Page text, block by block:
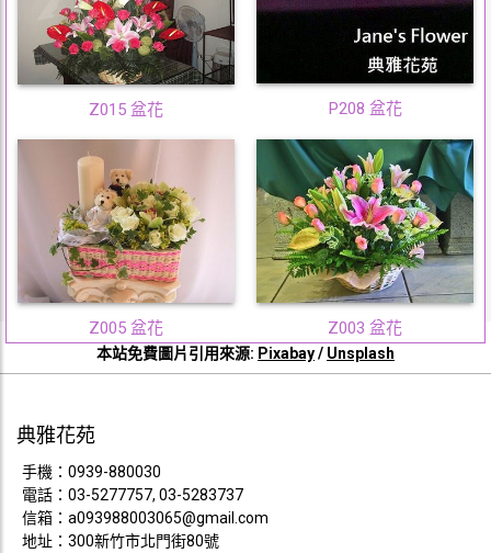
P208 盆花
Z015 盆花
Z005 盆花 Z003 盆花
本站免費圖片引用來源: Pixabay/ Unsplash
典雅花苑
手機： 0939-880030
電話： 03-5277757, 03-5283737
信箱： a093988003065@gmail.com
地址：300新竹市北門街80號